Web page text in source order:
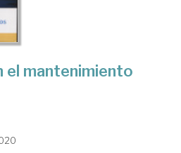
el mantenimiento